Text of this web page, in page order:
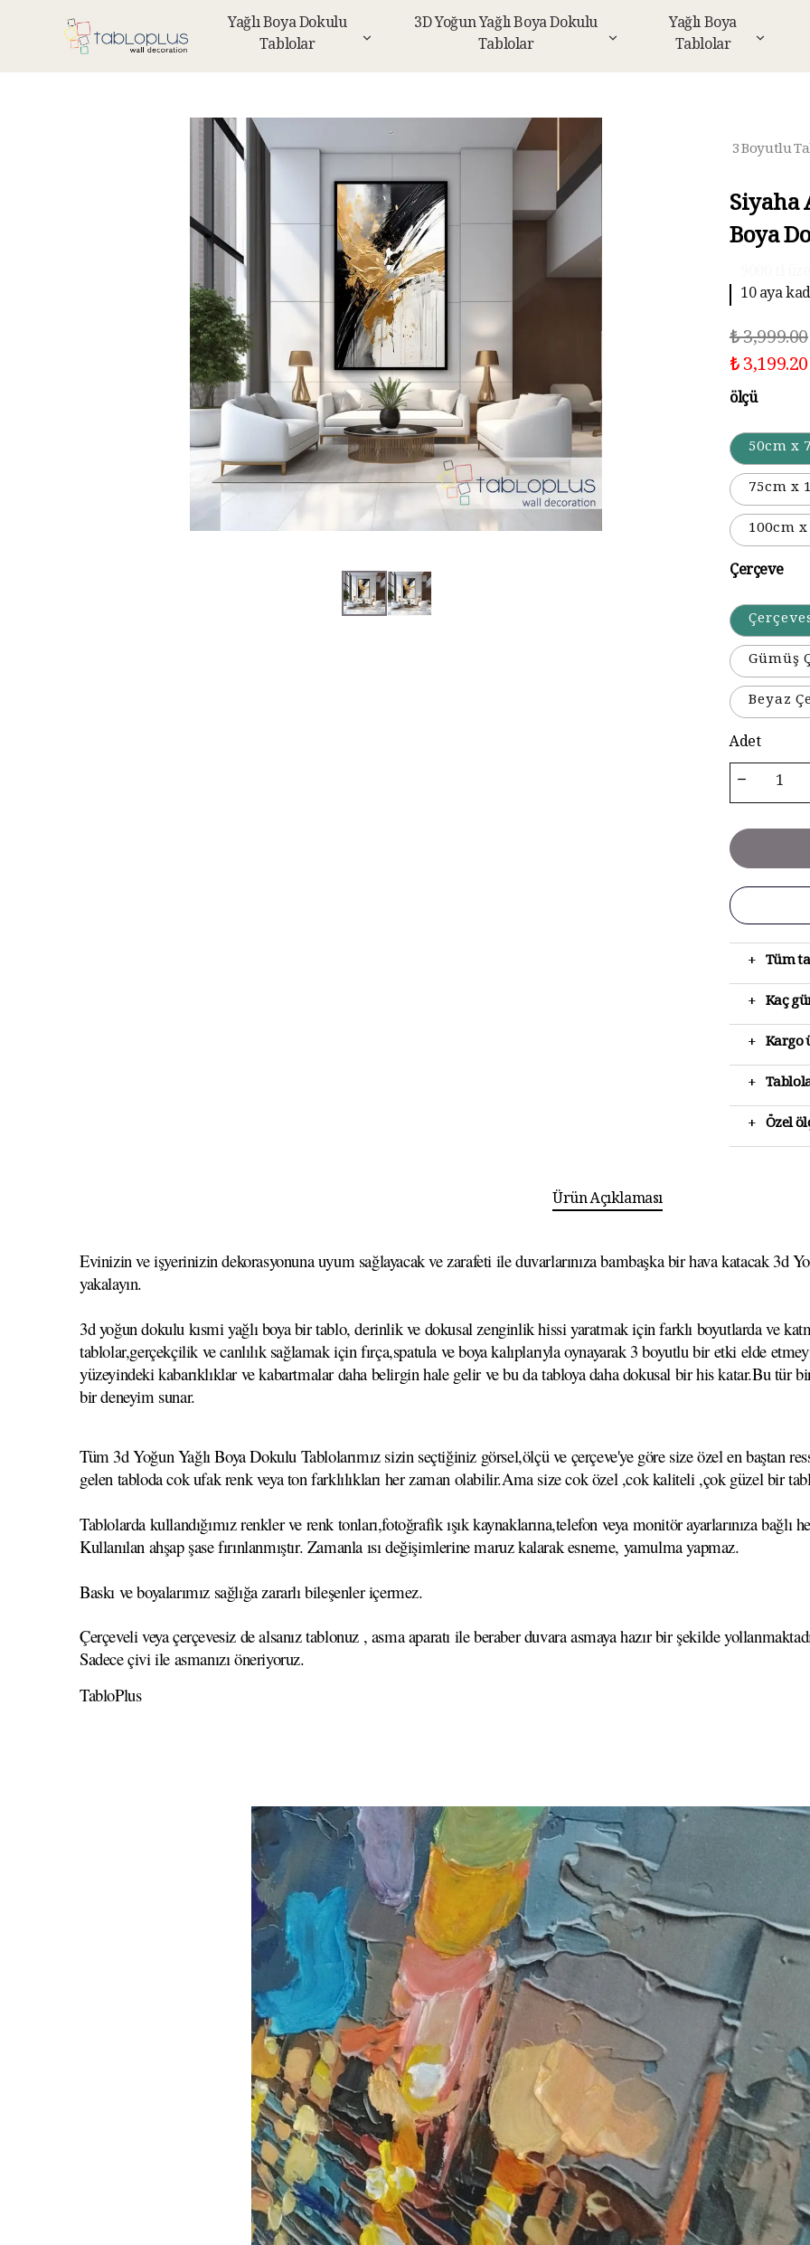
Yağlı Boya Dokulu
Tablolar
3D Yoğun Yağlı Boya Dokulu
Tablolar
Yağlı Boya
Tablolar
3 Boyutlu
Siyaha
Boya
10 aya
₺ 3,999.00
₺ 3,199.20
ölçü
50cm x
75cm x
100cm
Çerçeve
Gümüş
Beyaz
Adet
+ Tüm
+ Kaç
+ Kargo
+
+ Özel
Ürün Açıklaması
Evinizin ve işyerinizin dekorasyonuna uyum sağlayacak ve zarafeti ile duvarlarınıza bambaşka bir hava katacak 3d
yakalayın.
3d yoğun dokulu kısmi yağlı boya bir tablo, derinlik ve dokusal zenginlik hissi yaratmak için farklı boyutlarda ve
tablolar,gerçekçilik ve canlılık sağlamak için fırça,spatula ve boya kalıplarıyla oynayarak 3 boyutlu bir etki elde
yüzeyindeki kabarıklıklar ve kabartmalar daha belirgin hale gelir ve bu da tabloya daha dokusal bir his katar.Bu tür
bir deneyim sunar.
Tüm 3d Yoğun Yağlı Boya Dokulu Tablolarımız sizin seçtiğiniz görsel,ölçü ve çerçeve'ye göre size özel en baştan
gelen tabloda cok ufak renk veya ton farklılıkları her zaman olabilir.Ama size cok özel ,cok kaliteli ,çok güzel bir
Tablolarda kullandığımız renkler ve renk tonları,fotoğrafik ışık kaynaklarına,telefon veya monitör ayarlarınıza bağlı
Kullanılan ahşap şase fırınlanmıştır. Zamanla ısı değişimlerine maruz kalarak esneme, yamulma yapmaz.
Baskı ve boyalarımız sağlığa zararlı bileşenler içermez.
Çerçeveli veya çerçevesiz de alsanız tablonuz , asma aparatı ile beraber duvara asmaya hazır bir şekilde
Sadece çivi ile asmanızı öneriyoruz.
TabloPlus